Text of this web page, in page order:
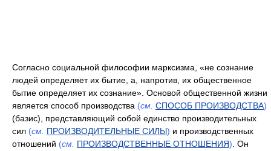
Согласно социальной философии марксизма, «не сознание
людей определяет их бытие, а, напротив, их общественное
бытие определяет их сознание». Основой общественной жизни
является способ производства (см. СПОСОБ ПРОИЗВОДСТВА)
(базис), представляющий собой единство производительных
сил (см. ПРОИЗВОДИТЕЛЬНЫЕ СИЛЫ) и производственных
отношений (см. ПРОИЗВОДСТВЕННЫЕ ОТНОШЕНИЯ) . Он